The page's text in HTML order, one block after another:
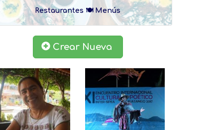
Restaurantes 🍽 Menús
Crear Nueva